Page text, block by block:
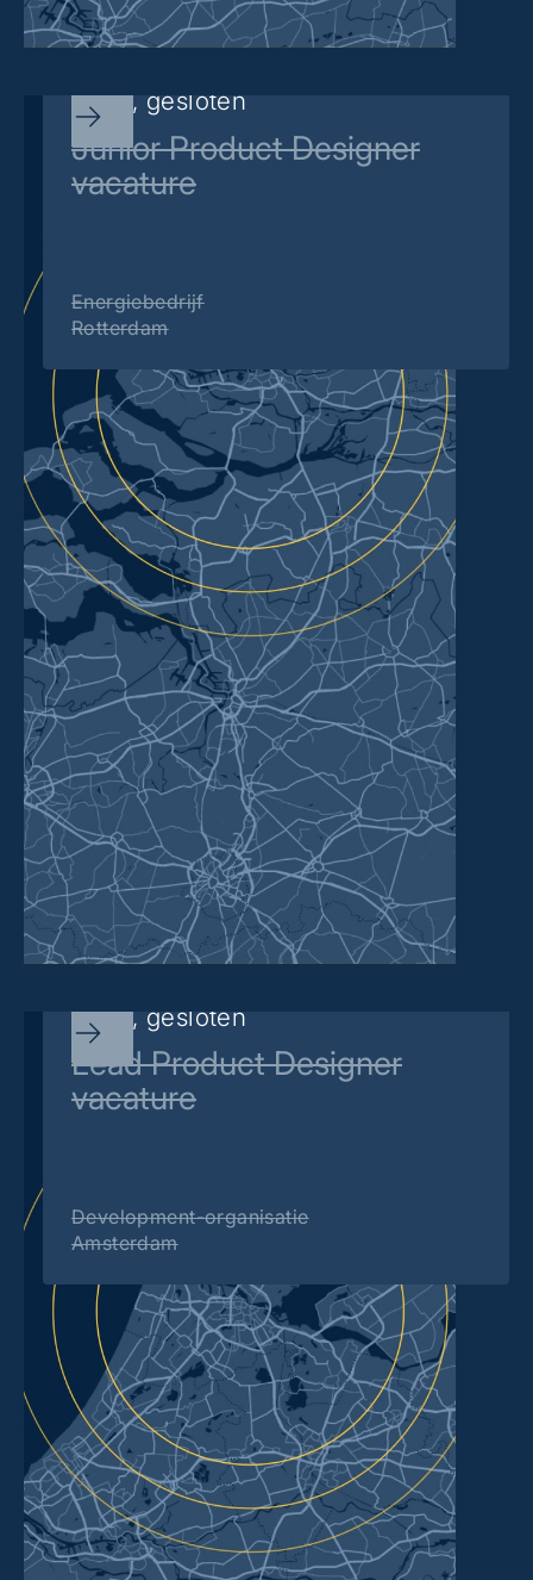
Sorry, gesloten
Junior Product Designer
vacature
Energiebedrijf
Rotterdam
Sorry, gesloten
Lead Product Designer
vacature
Development-organisatie
Amsterdam